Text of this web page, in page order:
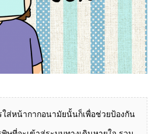
ใส่หน้ากากอนามัยนั้นก็เพื่อช่วยป้องกัน